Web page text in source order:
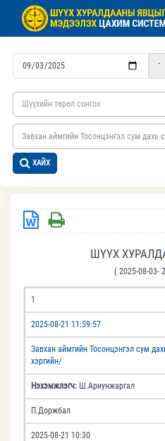
-
Шүүхийн төрөл сонгох
Завхан аймгийн Тосонцэнгэл сум дахь
ХАЙХ
ШҮҮХ
( 2025-08-03-
1
2025-08-21 11:59:57
Завхан аймгийн Тосонцэнгэл сум
хэргийн/
Нэхэмжлэгч: Ш.Ариунжаргал
П.Доржбал
2025-08-21 10:30